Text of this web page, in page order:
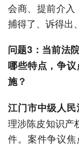
会商、提前介入
捕得了、诉得出
问题3：当前法
哪些特点，争
施？
江门市中级人民
理涉陈皮知识产
件。案件争议